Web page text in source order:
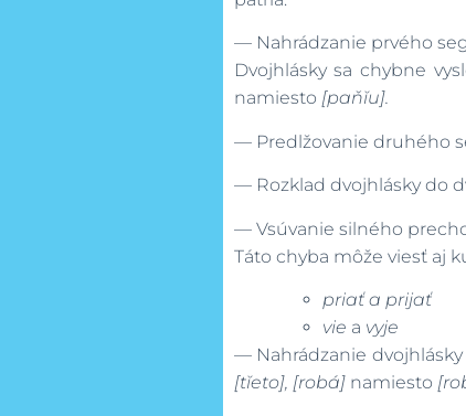
— Nahrádzanie prvého
Dvojhlásky sa chybne
namiesto [paňĭu].
— Predlžovanie druhého
— Rozklad dvojhlásky do
— Vsúvanie silného
Táto chyba môže viesť aj
priať a prijať
vie a vyje
— Nahrádzanie
[tĭeto], [robá]namiesto